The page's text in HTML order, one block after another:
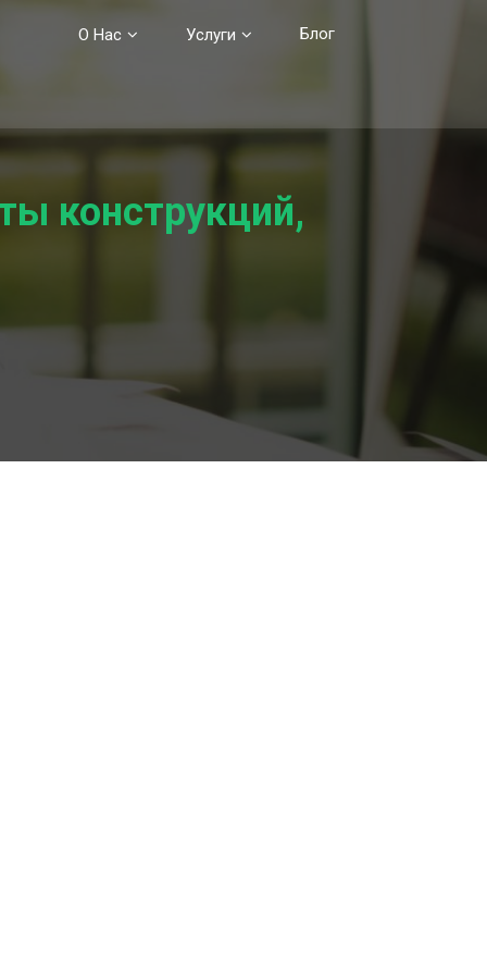
О Нас Услуги Блог
конструкций,